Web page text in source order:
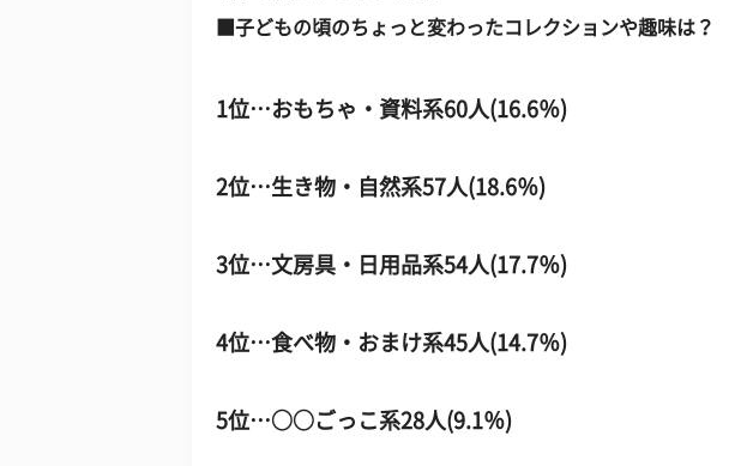
■子どもの頃のちょっと変わったコレクションや趣味は？
1位…おもちゃ・資料系60人(16.6％)
2位…生き物・自然系57人(18.6％)
3位…文房具・日用品系54人(17.7％)
4位…食べ物・おまけ系45人(14.7％)
5位…○○ごっこ系28人(9.1％)